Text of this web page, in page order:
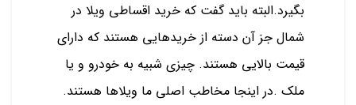
بگیرد.البته باید گفت که خرید اقساطی ویلا در
شمال جز آن دسته از خریدهایی هستند که دارای
قیمت بالایی هستند. چیزی شبیه به خودرو و یا
ملک .در اینجا مخاطب اصلی ما ویلاها هستند.